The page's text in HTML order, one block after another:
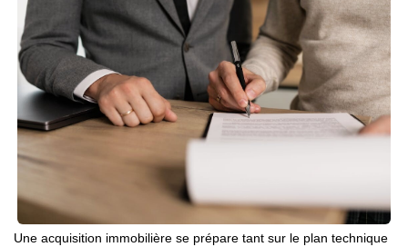
Une acquisition immobilière se prépare tant sur le plan technique